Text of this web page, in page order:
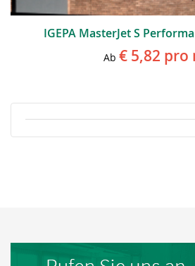
IGEPA MasterJet S
Ab € 5,82 pro